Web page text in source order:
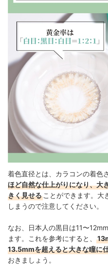
着色直径とは、カラコンの着色
ほど自然な仕上がりになり、大
きく見せる ことができます。大
しまうので注意してください。
なお、日本人の黒目は11〜
ます。これを参考にすると、
13.5mmを超えると大きな瞳に
おきましょう。